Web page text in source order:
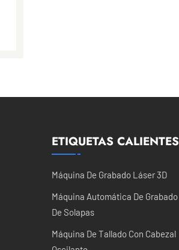
ETIQUETAS CALIENTES
Máquina De Grabado Láser 3D
Máquina Automática De Grabado
De Solapas
Máquina De Tallado Con Cabezal